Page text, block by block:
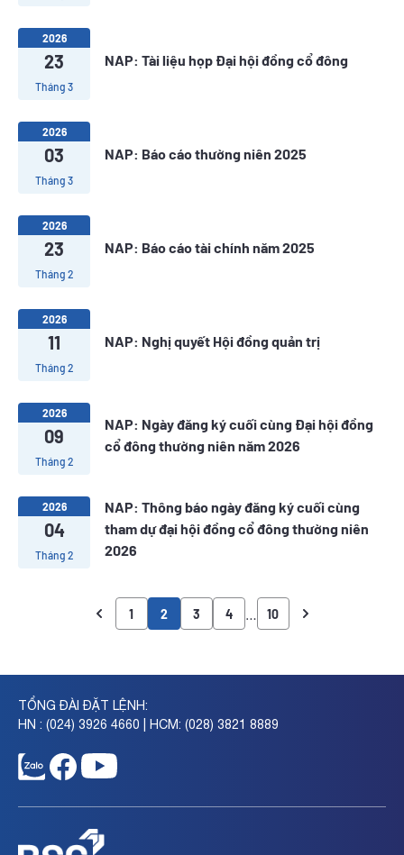
2026
23
Tháng 3
NAP: Tài liệu họp Đại hội đồng cổ đông
2026
03
Tháng 3
NAP: Báo cáo thường niên 2025
2026
23
Tháng 2
NAP: Báo cáo tài chính năm 2025
2026
11
Tháng 2
NAP: Nghị quyết Hội đồng quản trị
2026
09
Tháng 2
NAP: Ngày đăng ký cuối cùng Đại hội đồng
cổ đông thường niên năm 2026
2026
04
Tháng 2
NAP: Thông báo ngày đăng ký cuối cùng
tham dự đại hội đồng cổ đông thường niên
2026
1 2 3 4 10
TỔNG ĐÀI ĐẶT LỆNH:
HN : (024) 3926 4660 | HCM: (028) 3821 8889